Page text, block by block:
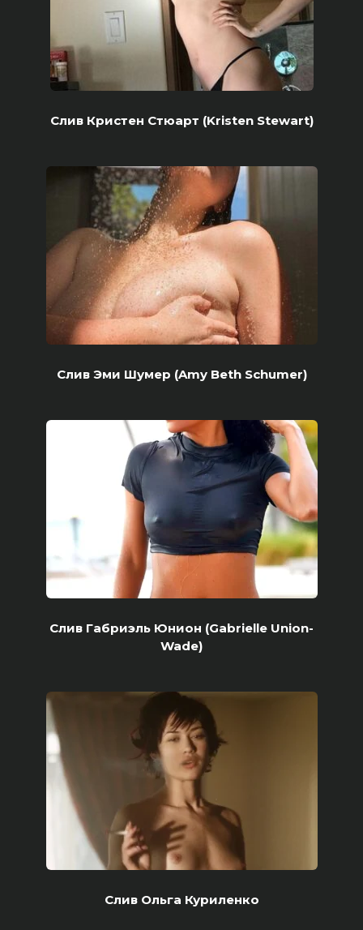
Слив Кристен Стюарт (Kristen Stewart)
Слив Эми Шумер (Amy Beth Schumer)
Слив Габриэль Юнион (Gabrielle Union-
Wade)
Слив Ольга Куриленко